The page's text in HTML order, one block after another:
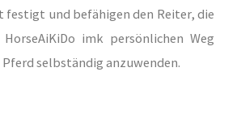
festigt und befähigen den Reiter, die
imk persönlichen Weg
selbständig anzuwenden.